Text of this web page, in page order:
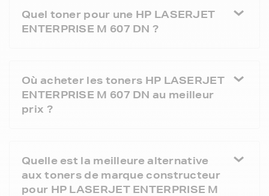
Quel toner pour une HP LASERJET
ENTERPRISE M 607 DN ?
Où acheter les toners HP LASERJET
ENTERPRISE M 607 DN au meilleur
prix ?
Quelle est la meilleure alternative
aux toners de marque constructeur
pour HP LASERJET ENTERPRISE M